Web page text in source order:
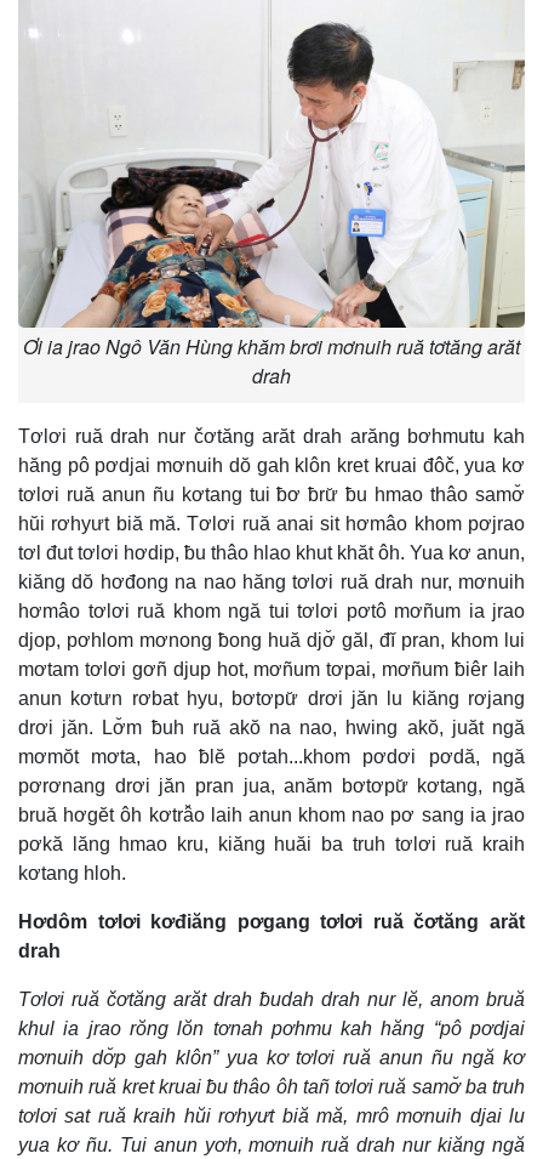
Ơi ia jrao Ngô Văn Hùng khăm brơi mơnuih ruă tơtăng arăt
drah
Tơlơi ruă drah nur čơtăng arăt drah arăng bơhmutu kah
hăng pô pơdjai mơnuih dŏ gah klôn kret kruai đôč, yua kơ
tơlơi ruă anun ñu kơtang tui ƀơ ƀrư̆ ƀu hmao thâo samơ̆
hŭi rơhyưt biă mă. Tơlơi ruă anai sit hơmâo khom pơjrao
tơl đut tơlơi hơdip, ƀu thâo hlao khut khăt ôh. Yua kơ anun,
kiăng dŏ hơđong na nao hăng tơlơi ruă drah nur, mơnuih
hơmâo tơlơi ruă khom ngă tui tơlơi pơtô mơñum ia jrao
djop, pơhlom mơnong ƀong huă djơ̆ găl, đĭ pran, khom lui
mơtam tơlơi gơñ djup hot, mơñum tơpai, mơñum ƀiêr laih
anun kơtưn rơbat hyu, bơtơpư̆ drơi jăn lu kiăng rơjang
drơi jăn. Lơ̆m ƀuh ruă akŏ na nao, hwing akŏ, juăt ngă
mơmŏt mơta, hao ƀlĕ pơtah...khom pơdơi pơdă, ngă
pơrơnang drơi jăn pran jua, anăm bơtơpư̆ kơtang, ngă
bruă hơgĕt ôh kơtrâ̆o laih anun khom nao pơ sang ia jrao
pơkă lăng hmao kru, kiăng huăi ba truh tơlơi ruă kraih
kơtang hloh.
Hơdôm tơlơi kơđiăng pơgang tơlơi ruă čơtăng arăt
drah
Tơlơi ruă čơtăng arăt drah ƀudah drah nur lĕ, anom bruă
khul ia jrao rŏng lŏn tơnah pơhmu kah hăng “pô pơdjai
mơnuih dơ̆p gah klôn” yua kơ tơlơi ruă anun ñu ngă kơ
mơnuih ruă kret kruai ƀu thâo ôh tañ tơlơi ruă samơ̆ ba truh
tơlơi sat ruă kraih hŭi rơhyưt biă mă, mrô mơnuih djai lu
yua kơ ñu. Tui anun yơh, mơnuih ruă drah nur kiăng ngă